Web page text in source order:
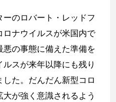
のロバート・レッドフ
ロナウイルスが米国内で
の事態に備えた準備を
スが来年以降にも残り
た。だんだん新型コロ
が強く意識されるよう